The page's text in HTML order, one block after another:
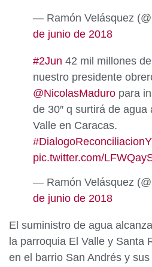
— Ramón Velásquez
de junio de 2018
#2Jun 42 mil millones
nuestro presidente
@NicolasMaduro para
de 30″ q surtirá de agua
Valle en Caracas.
pic.twitter.com/
— Ramón Velásquez
de junio de 2018
El suministro de agua
la parroquia El Valle y Santa
en el barrio San Andrés y